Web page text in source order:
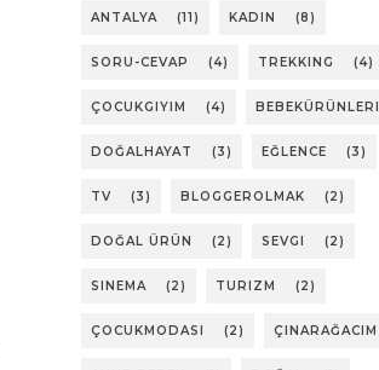
ANTALYA (11) KADIN (8)
SORU-CEVAP (4) TREKKING (4)
ÇOCUKGIYIM (4) BEBEKÜRÜNLERI
DOĞALHAYAT (3) EĞLENCE (3)
TV (3) BLOGGEROLMAK (2)
DOĞAL ÜRÜN (2) SEVGI (2)
SINEMA (2) TURIZM (2)
ÇOCUKMODASI (2) ÇINARAĞACIM